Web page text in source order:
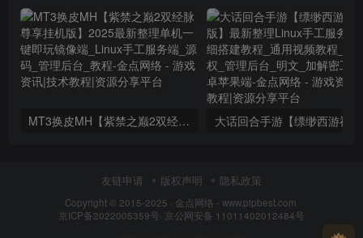
MT3换皮MH【紫禁之巅2双经脉尊享挂机版】2025最新整理单机一键即玩镜像端_Linux手工服务端_源码_管理后台_教程
友链申请 版权声明 隐私政策
Copyright © 2015-2025 · 金点网络 - www.pipbest.com
京ICP备2022005359号· 京公网安备 11011402012484号